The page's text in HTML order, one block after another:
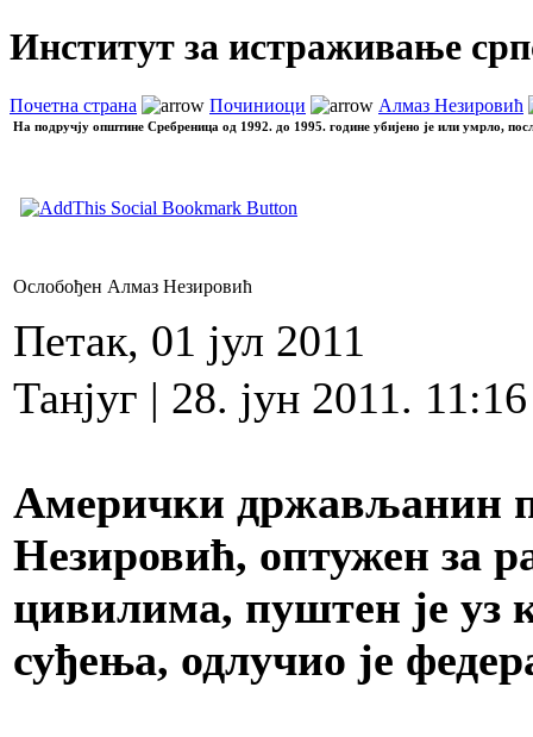
Институт за истраживање
Почетна страна Починиоци Алмаз Незировић
На подручју општине Сребреница од 1992. до 1995. године убијено је или умрло,
Ослобођен Алмаз Незировић
Петак, 01 јул 2011
Танјуг | 28. јун 2011.
Амерички држављанин
Незировић, оптужен за
цивилима, пуштен је уз
суђења, одлучио је